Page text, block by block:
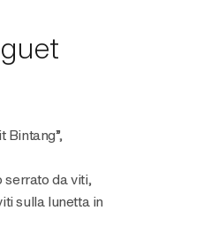
serrato da viti,
sulla lunetta in